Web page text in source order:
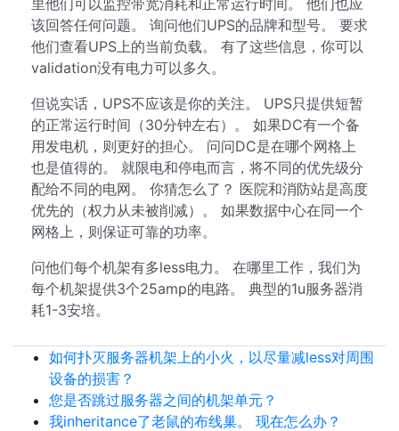
里他们可以监控带宽消耗和正常运行时间。 他们也应
该回答任何问题。 询问他们UPS的品牌和型号。 要求
他们查看UPS上的当前负载。 有了这些信息，你可以
validation没有电力可以多久。
但说实话，UPS不应该是你的关注。 UPS只提供短暂
的正常运行时间（30分钟左右）。 如果DC有一个备
用发电机，则更好的担心。 问问DC是在哪个网格上
也是值得的。 就限电和停电而言，将不同的优先级分
配给不同的电网。 你猜怎么了？ 医院和消防站是高度
优先的（权力从未被削减）。 如果数据中心在同一个
网格上，则保证可靠的功率。
问他们每个机架有多less电力。 在哪里工作，我们为
每个机架提供3个25amp的电路。 典型的1u服务器消
耗1-3安培。
如何扑灭服务器机架上的小火，以尽量减less对周围
设备的损害？
您是否跳过服务器之间的机架单元？
我inheritance了老鼠的布线巢。 现在怎么办？